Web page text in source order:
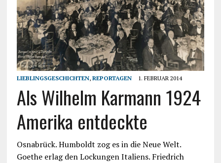
LIEBLINGSGESCHICHTEN, REPORTAGEN 1. FEBRUAR 2014
Als Wilhelm Karmann 1924
Amerika entdeckte
Osnabrück. Humboldt zog es in die Neue Welt.
Goethe erlag den Lockungen Italiens. Friedrich